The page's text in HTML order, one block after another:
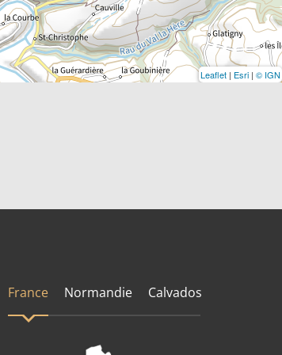
Leaflet | Esri | © IGN
France Normandie Calvados